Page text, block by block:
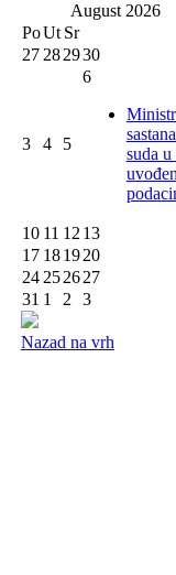
August 2026
PoUt Sr
27282930
3 4 5
6
suda
10 11 1213
17 181920
24252627
31 1 2 3
Nazad na vrh